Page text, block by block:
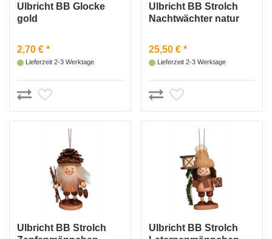
Ulbricht BB Glocke
gold
2,70 € *
Lieferzeit 2-3 Werktage
Ulbricht BB Strolch
Nachtwächter natur
25,50 € *
Lieferzeit 2-3 Werktage
Ulbricht BB Strolch
Ulbricht BB Strolch